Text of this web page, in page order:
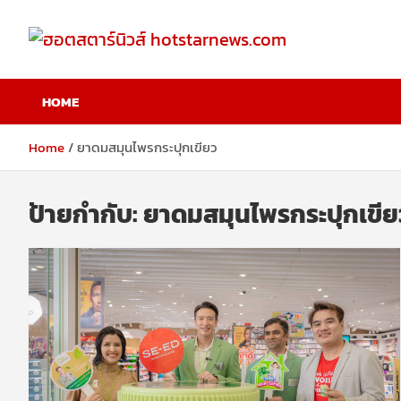
content
ฮอตสตาร์นิวส์
hotstarnews.com
HOME
Home ยาดมสมุนไพรกระปุกเขียว
ป้ายกำกับ:ยาดมสมุนไพรกระปุกเขี